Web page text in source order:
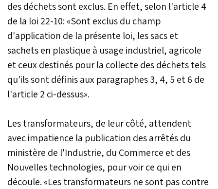
des déchets sont exclus. En effet, selon l'article 4
de la loi 22-10: «Sont exclus du champ
d'application de la présente loi, les sacs et
sachets en plastique à usage industriel, agricole
et ceux destinés pour la collecte des déchets tels
qu'ils sont définis aux paragraphes 3, 4, 5 et 6 de
l'article 2 ci-dessus».
Les transformateurs, de leur côté, attendent
avec impatience la publication des arrêtés du
ministère de l'Industrie, du Commerce et des
Nouvelles technologies, pour voir ce qui en
découle. «Les transformateurs ne sont pas contre